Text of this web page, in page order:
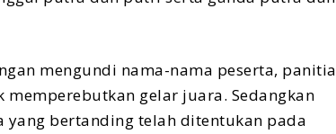
mengundi nama-nama peserta, panitia
gelar juara. Sedangkan
yang bertanding telah ditentukan pada